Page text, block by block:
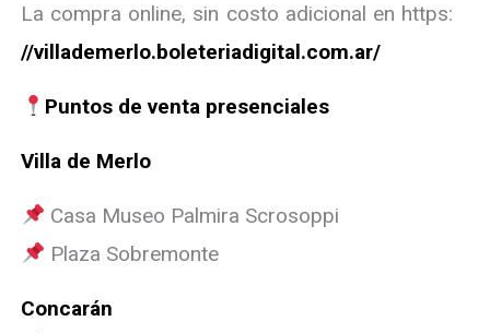
La compra online, sin costo adicional en https:
//villademerlo.boleteriadigital.com.ar/
Puntos de venta presenciales
Villa de Merlo
Casa Museo Palmira Scrosoppi
Plaza Sobremonte
Concarán